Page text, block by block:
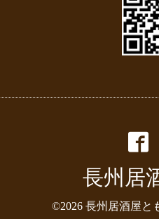
長州居
©2026 長州居酒屋と